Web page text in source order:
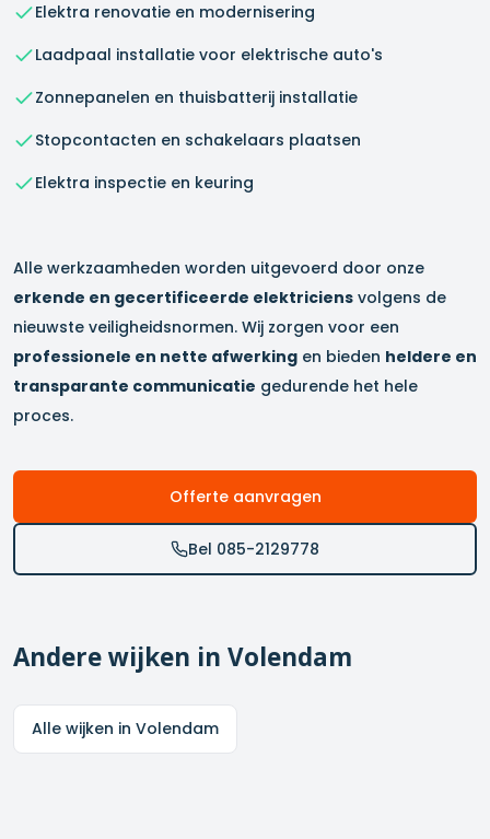
Elektra renovatie en modernisering
Laadpaal installatie voor elektrische auto's
Zonnepanelen en thuisbatterij installatie
Stopcontacten en schakelaars plaatsen
Elektra inspectie en keuring
Alle werkzaamheden worden uitgevoerd door onze
erkende en gecertificeerde elektriciens volgens de
nieuwste veiligheidsnormen. Wij zorgen voor een
professionele en nette afwerking en bieden heldere en
transparante communicatie gedurende het hele
proces.
Offerte aanvragen
Bel 085-2129778
Andere wijken inVolendam
Alle wijken in Volendam